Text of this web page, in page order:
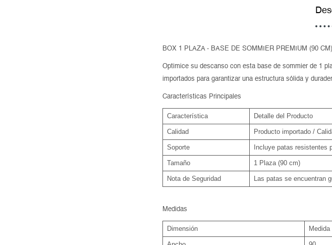
BOX 1 PLAZA - BASE DE SOMMIER PREMIUM (90 CM)
Optimice su descanso con esta base de sommier de 1
importados para garantizar una estructura sólida y
Características Principales
Característica Detalle del Producto
Calidad Producto importado /
Soporte Incluye patas resistentes
Tamaño 1 Plaza (90 cm)
Nota de Seguridad Las patas se encuentran
Medidas
Dimensión Medida